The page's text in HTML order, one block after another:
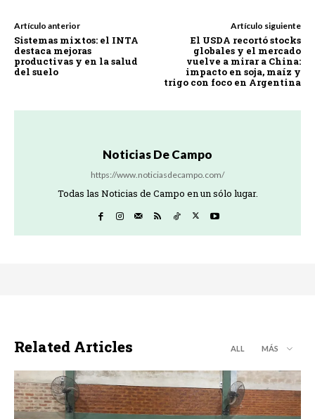
Artículo anterior
Sistemas mixtos: el INTA
destaca mejoras
productivas y en la salud
del suelo
Artículo siguiente
El USDA recortó stocks
globales y el mercado
vuelve a mirar a China:
impacto en soja, maíz y
trigo con foco en Argentina
Noticias De Campo
https://www.noticiasdecampo.com/
Todas las Noticias de Campo en un sólo lugar.
Related Articles ALL MÁS